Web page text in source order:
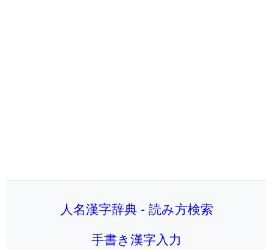
人名漢字辞典 - 読み方検索
手書き漢字入力